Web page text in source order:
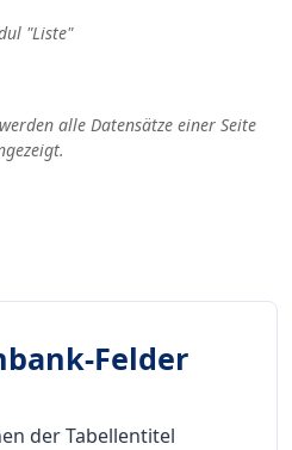
"Liste"
alle Datensätze einer Seite
Felder
der Tabellentitel